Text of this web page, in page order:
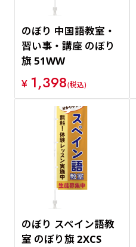
のぼり 中国語教室・
習い事・講座 のぼり
旗 51WW
¥ 1,398(税込)
のぼり スペイン語教
室 のぼり旗 2XCS